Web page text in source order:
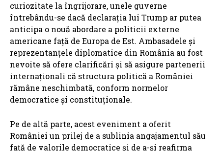
curiozitate la îngrijorare, unele guverne
întrebându-se dacă declarația lui Trump ar putea
anticipa o nouă abordare a politicii externe
americane față de Europa de Est. Ambasadele și
reprezentanțele diplomatice din România au fost
nevoite să ofere clarificări și să asigure partenerii
internaționali că structura politică a României
rămâne neschimbată, conform normelor
democratice și constituționale.
Pe de altă parte, acest eveniment a oferit
României un prilej de a sublinia angajamentul său
față de valorile democratice și de a-și reafirma